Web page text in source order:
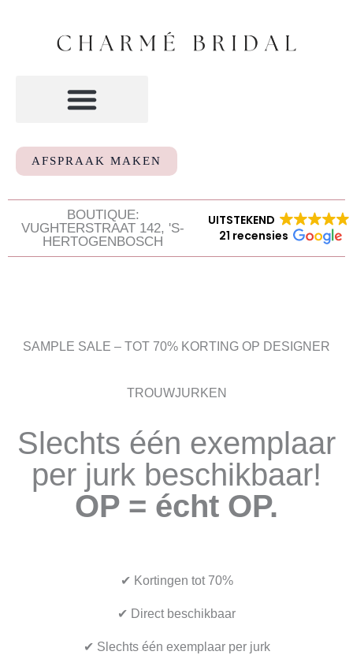
AFSPRAAK MAKEN
BOUTIQUE:
VUGHTERSTRAAT 142, 'S-
HERTOGENBOSCH
UITSTEKEND
21 recensies
SAMPLE SALE – TOT 70% KORTING OP DESIGNER
TROUWJURKEN
Slechts één exemplaar
per jurk beschikbaar!
OP = écht OP.
✔ Kortingen tot 70%
✔ Direct beschikbaar
✔ Slechts één exemplaar per jurk